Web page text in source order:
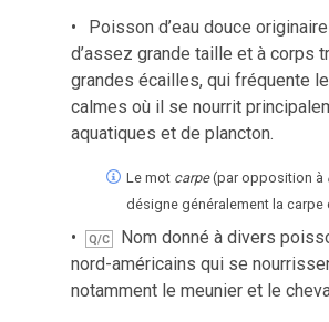
Poisson d’eau douce
d’assez grande taille et à corps
grandes écailles, qui fréquente
calmes où il se nourrit
aquatiques et de plancton.
Le mot carpe (par opposition à
désigne généralement la carpe
Q/C
Nom donné à divers
nord-américains qui se
notamment le meunier et le